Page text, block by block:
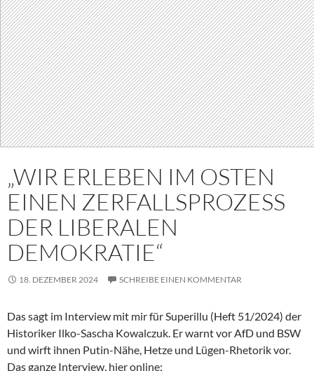
„WIR ERLEBEN IM OSTEN
EINEN ZERFALLSPROZESS
DER LIBERALEN
DEMOKRATIE“
18. DEZEMBER 2024 SCHREIBE EINEN KOMMENTAR
Das sagt im Interview mit mir für Superillu (Heft 51/2024) der
Historiker Ilko-Sascha Kowalczuk. Er warnt vor AfD und BSW
und wirft ihnen Putin-Nähe, Hetze und Lügen-Rhetorik vor.
Das ganze Interview, hier online: